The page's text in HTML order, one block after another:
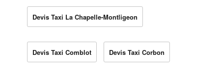
Devis Taxi La Chapelle-Montligeon
Devis Taxi Comblot Devis Taxi Corbon